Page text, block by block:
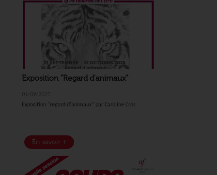
Exposition "Regard d'animaux"
01/09/2025
Exposition "regard d'animaux" par Caroline Cros
En savoir +